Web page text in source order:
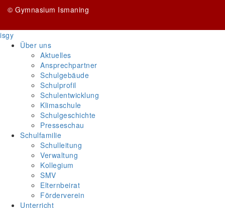
© Gymnasium Ismaning
isgy
Über uns
Aktuelles
Ansprechpartner
Schulgebäude
Schulprofil
Schulentwicklung
Klimaschule
Schulgeschichte
Presseschau
Schulfamilie
Schulleitung
Verwaltung
Kollegium
SMV
Elternbeirat
Förderverein
Unterricht